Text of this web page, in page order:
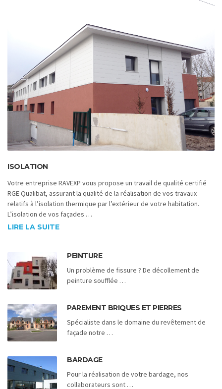
ISOLATION
Votre entreprise RAVEXP vous propose un travail de qualité certifié
RGE Qualibat, assurant la qualité de la réalisation de vos travaux
relatifs à l’isolation thermique par l’extérieur de votre habitation.
L’isolation de vos façades …
LIRE LA SUITE
PEINTURE
Un problème de fissure ? De décollement de
peinture soufflée …
PAREMENT BRIQUES ET PIERRES
Spécialiste dans le domaine du revêtement de
façade notre …
BARDAGE
Pour la réalisation de votre bardage, nos
collaborateurs sont …